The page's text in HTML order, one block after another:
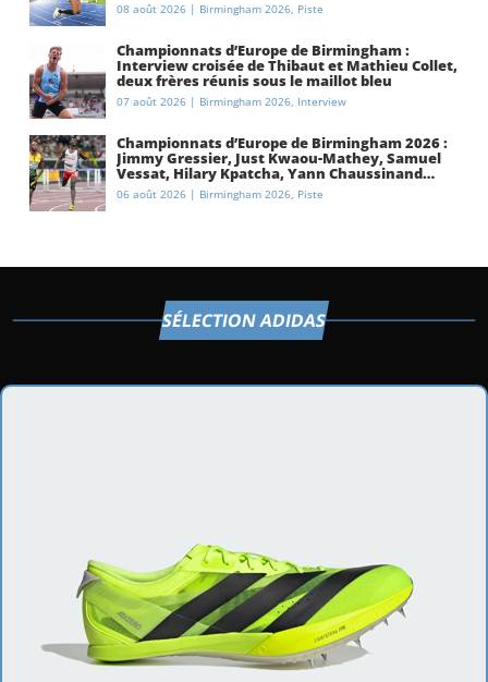
08 août 2026 | Birmingham 2026, Piste
Championnats d’Europe de Birmingham :
Interview croisée de Thibaut et Mathieu Collet,
deux frères réunis sous le maillot bleu
07 août 2026 | Birmingham 2026, Interview
Championnats d’Europe de Birmingham 2026 :
Jimmy Gressier, Just Kwaou-Mathey, Samuel
Vessat, Hilary Kpatcha, Yann Chaussinand…
Présentation de l’équipe de France
d’athlétisme
06 août 2026 | Birmingham 2026, Piste
SÉLECTION ADIDAS